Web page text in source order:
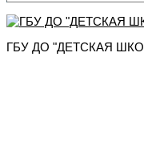
ГБУ ДО "ДЕТСКАЯ